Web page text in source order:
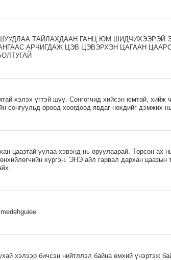
ТАЙЛАХДААН ГАНЦ ЮМ ШИДЧИХЭЭРЭЙ
АРЧИГДАЖ ЦЭВ ЦЭВЭРХЭН ЦАГААН
хэлэх үгтэй шүү. Сонгогчид хийсэн юмтай, хийж
сонгуульд ороод хөөгдөөд явдаг нөхдийг дэмжих
цаазтай уулаа хэвэнд нь оруулаарай. Төрсөн ах
хүргэн. ЭНЭ айл гарвал дархан цаазын
хэлээр бичсэн нийтллэл байна өмхий үнэртэж